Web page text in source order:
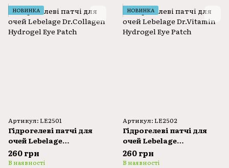
НОВИНКА
Артикул: LE2501
Гідрогелеві патчі для
очей Lebelage
Dr.Collagen Hydrogel
Eye Patch
260 грн
В наявності
НОВИНКА
Артикул: LE2502
Гідрогелеві патчі для
очей Lebelage
Dr.Vitamin Hydrogel Eye
Patch
260 грн
В наявності